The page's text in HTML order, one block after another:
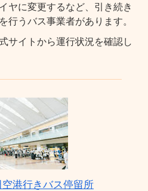
ヤに変更するなど、引き続き
行うバス事業者があります。
サイトから運行状況を確認し
港行きバス停留所